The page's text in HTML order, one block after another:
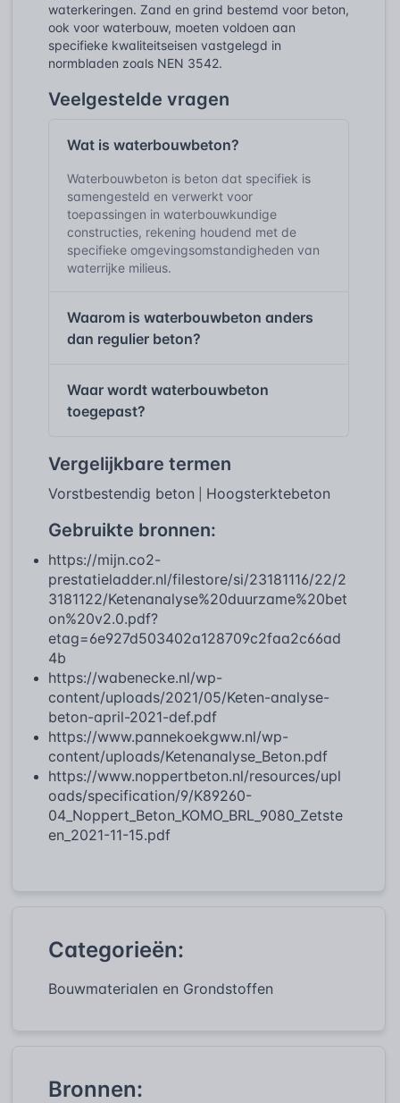
waterkeringen. Zand en grind bestemd voor beton,
ook voor waterbouw, moeten voldoen aan
specifieke kwaliteitseisen vastgelegd in
normbladen zoals NEN 3542.
Veelgestelde vragen
Wat is waterbouwbeton?
Waterbouwbeton is beton dat specifiek is
samengesteld en verwerkt voor
toepassingen in waterbouwkundige
constructies, rekening houdend met de
specifieke omgevingsomstandigheden van
waterrijke milieus.
Waarom is waterbouwbeton anders
dan regulier beton?
Waar wordt waterbouwbeton
toegepast?
Vergelijkbare termen
Vorstbestendig beton Hoogsterktebeton
Gebruikte bronnen:
https://mijn.co2-
prestatieladder.nl/filestore/si/23181116/22/2
3181122/Ketenanalyse%20duurzame%20bet
on%20v2.0.pdf?
etag=6e927d503402a128709c2faa2c66ad
4b
https://wabenecke.nl/wp-
content/uploads/2021/05/Keten-analyse-
beton-april-2021-def.pdf
https://www.pannekoekgww.nl/wp-
content/uploads/Ketenanalyse_Beton.pdf
https://www.noppertbeton.nl/resources/upl
oads/specification/9/K89260-
04_Noppert_Beton_KOMO_BRL_9080_Zetste
en_2021-11-15.pdf
Categorieën:
Bouwmaterialen en Grondstoffen
Bronnen: